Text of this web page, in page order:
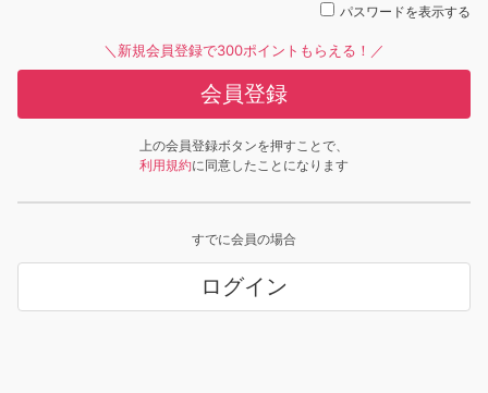
パスワードを表示する
＼新規会員登録で300ポイントもらえる！／
会員登録
上の会員登録ボタンを押すことで、
利用規約に同意したことになります
すでに会員の場合
ログイン